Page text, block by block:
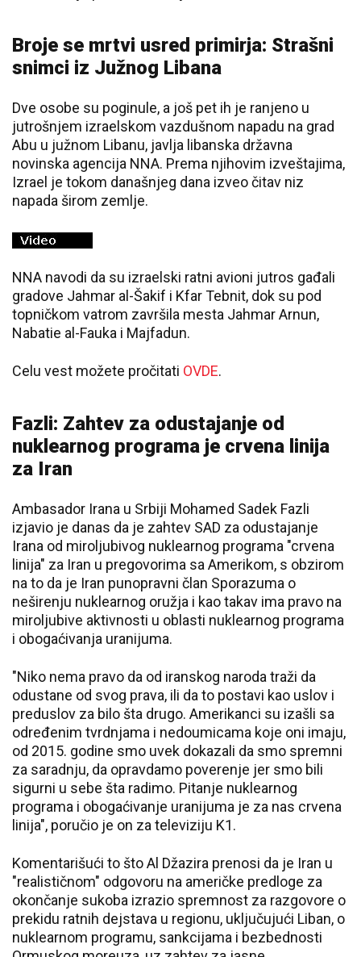
Broje se mrtvi usred primirja: Strašni
snimci iz Južnog Libana
Dvе osobe su poginule, a još pet ih je ranjeno u
jutrošnjem izraelskom vazdušnom napadu na grad
Abu u južnom Libanu, javlja libanska državna
novinska agencija NNA. Prema njihovim izveštajima,
Izrael je tokom današnjeg dana izveo čitav niz
napada širom zemlje.
NNA navodi da su izraelski ratni avioni jutros gađali
gradove Jahmar al-Šakif i Kfar Tebnit, dok su pod
topničkom vatrom završila mesta Jahmar Arnun,
Nabatie al-Fauka i Majfadun.
Celu vest možete pročitati OVDE.
Fazli: Zahtev za odustajanje od
nuklearnog programa je crvena linija
za Iran
Ambasador Irana u Srbiji Mohamed Sadek Fazli
izjavio je danas da je zahtev SAD za odustajanje
Irana od miroljubivog nuklearnog programa "crvena
linija" za Iran u pregovorima sa Amerikom, s obzirom
na to da je Iran punopravni član Sporazuma o
neširenju nuklearnog oružja i kao takav ima pravo na
miroljubive aktivnosti u oblasti nuklearnog programa
i obogaćivanja uranijuma.
"Niko nema pravo da od iranskog naroda traži da
odustane od svog prava, ili da to postavi kao uslov i
preduslov za bilo šta drugo. Amerikanci su izašli sa
određenim tvrdnjama i nedoumicama koje oni imaju,
od 2015. godine smo uvek dokazali da smo spremni
za saradnju, da opravdamo poverenje jer smo bili
sigurni u sebe šta radimo. Pitanje nuklearnog
programa i obogaćivanje uranijuma je za nas crvena
linija", poručio je on za televiziju K1.
Komentarišući to što Al Džazira prenosi da je Iran u
"realističnom" odgovoru na američke predloge za
okončanje sukoba izrazio spremnost za razgovore o
prekidu ratnih dejstava u regionu, uključujući Liban, o
nuklearnom programu, sankcijama i bezbednosti